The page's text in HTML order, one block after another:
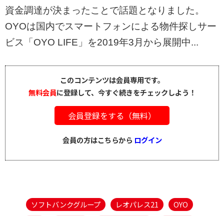
資金調達が決まったことで話題となりました。
OYOは国内でスマートフォンによる物件探しサー
ビス「OYO LIFE」を2019年3月から展開中...
このコンテンツは会員専用です。
無料会員に登録して、今すぐ続きをチェックしよう！
会員登録をする（無料）
会員の方はこちらから ログイン
ソフトバンクグループ レオパレス21
OYO